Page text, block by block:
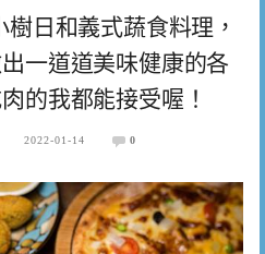
日和義式蔬食料理，
一道道美味健康的各
的我都能接受喔！
2022-01-14 0